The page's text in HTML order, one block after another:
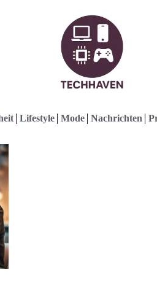
Lifestyle Mode Nachrichten